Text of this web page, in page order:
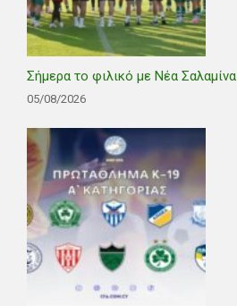
Σήμερα το φιλικό με Νέα Σαλαμίνα
05/08/2026